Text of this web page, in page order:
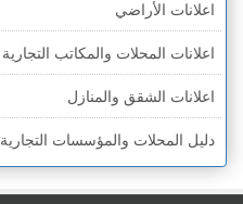
الخط الأخضر » الجولان
الخط الأخضر » الشارون
الخط الأخضر » القدس
اخشاب
ادوات رياضية
ادوات صحية
ادوات كهربائية
ادوات منزلية
اعلانات الأراضي
اعلانات المحلات والمكاتب التجارية
اعلانات الشقق والمنازل
دليل المحلات والمؤسسات التجارية